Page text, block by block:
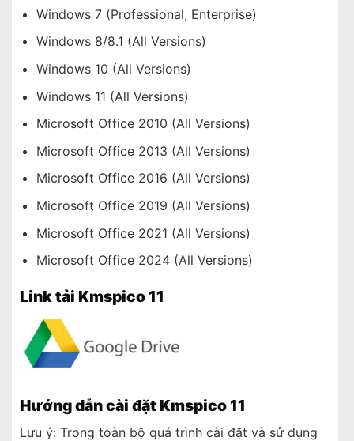
Windows 7 (Professional, Enterprise)
Windows 8/8.1 (All Versions)
Windows 10 (All Versions)
Windows 11 (All Versions)
Microsoft Office 2010 (All Versions)
Microsoft Office 2013 (All Versions)
Microsoft Office 2016 (All Versions)
Microsoft Office 2019 (All Versions)
Microsoft Office 2021 (All Versions)
Microsoft Office 2024 (All Versions)
Link tải Kmspico 11
Hướng dẫn cài đặt Kmspico 11
Lưu ý: Trong toàn bộ quá trình cài đặt và sử dụng